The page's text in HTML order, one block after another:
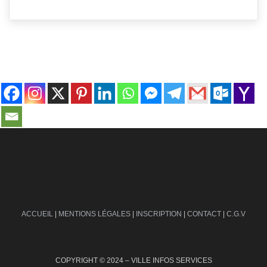
ACCUEIL | MENTIONS LÉGALES | INSCRIPTION | CONTACT | C.G.V
COPYRIGHT © 2024 – VILLE INFOS SERVICES